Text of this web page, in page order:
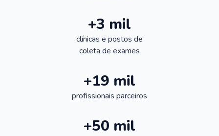
+3 mil
clínicas e postos de
coleta de exames
+19 mil
profissionais parceiros
+50 mil